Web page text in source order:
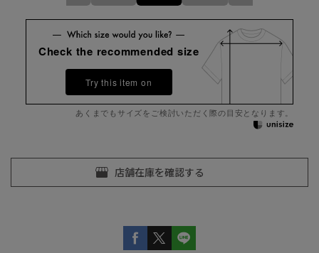
Check the recommended size
Try this item on
あくまでもサイズをご検討いただく際の目安となります。